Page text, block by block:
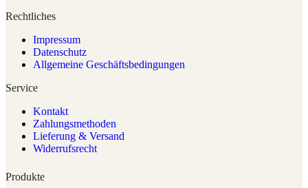
Rechtliches
Impressum
Datenschutz
Allgemeine Geschäftsbedingungen
Service
Kontakt
Zahlungsmethoden
Lieferung & Versand
Widerrufsrecht
Produkte